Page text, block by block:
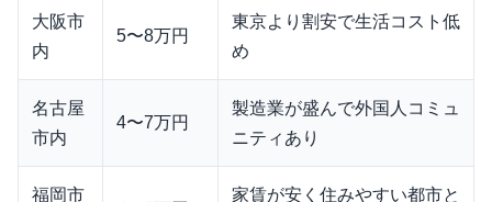
大阪市
内
5〜8万円
東京より割安で生活コスト低
め
名古屋
市内
4〜7万円
製造業が盛んで外国人コミュ
ニティあり
福岡市
家賃が安く住みやすい都市と